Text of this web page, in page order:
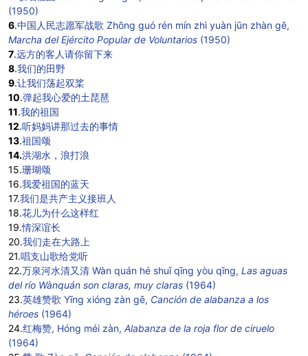
(1950)
6.中国人民志愿军战歌 Zhōng guó rén mín zhì yuàn jūn zhàn gē,
Marcha del Ejército Popular de Voluntarios (1950)
7.远方的客人请你留下来
8.我们的田野
9.让我们荡起双桨
10.弹起我心爱的土琵琶
11.我的祖国
12.听妈妈讲那过去的事情
13.祖国颂
14.洪湖水，浪打浪
15.珊瑚颂
16.我爱祖国的蓝天
17.我们是共产主义接班人
18.花儿为什么这样红
19.情深谊长
20.我们走在大路上
21.唱支山歌给党听
22.万泉河水清又清 Wàn quán hé shuǐ qīng yòu qīng, Las aguas
del río Wànquán son claras, muy claras (1964)
23.英雄赞歌 Yīng xióng zàn gē, Canción de alabanza a los
héroes (1964)
24.红梅赞, Hóng méi zàn, Alabanza de la roja flor de ciruelo
(1964)